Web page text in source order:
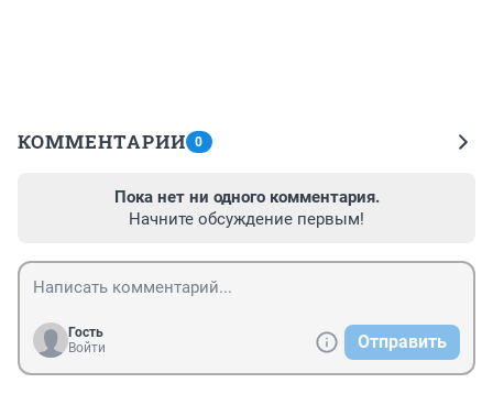
КОММЕНТАРИИ 0
Пока нет ни одного комментария.
Начните обсуждение первым!
Гость
Войти
Отправить